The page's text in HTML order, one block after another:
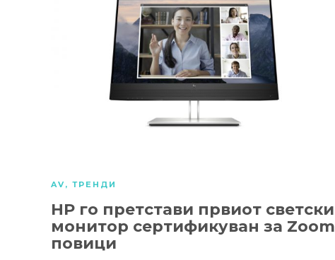
AV , ТРЕНДИ
HP го претстави првиот светски
монитор сертификуван за Zoom
повици